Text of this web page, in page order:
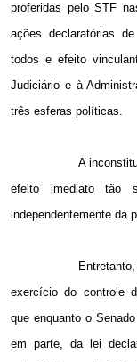
proferidas pelo STF
ações declaratórias
todos e efeito
Judiciário e à
três esferas políticas.
A
efeito imediato tão
independentemente da
exercício do controle
que enquanto o
em parte, da lei